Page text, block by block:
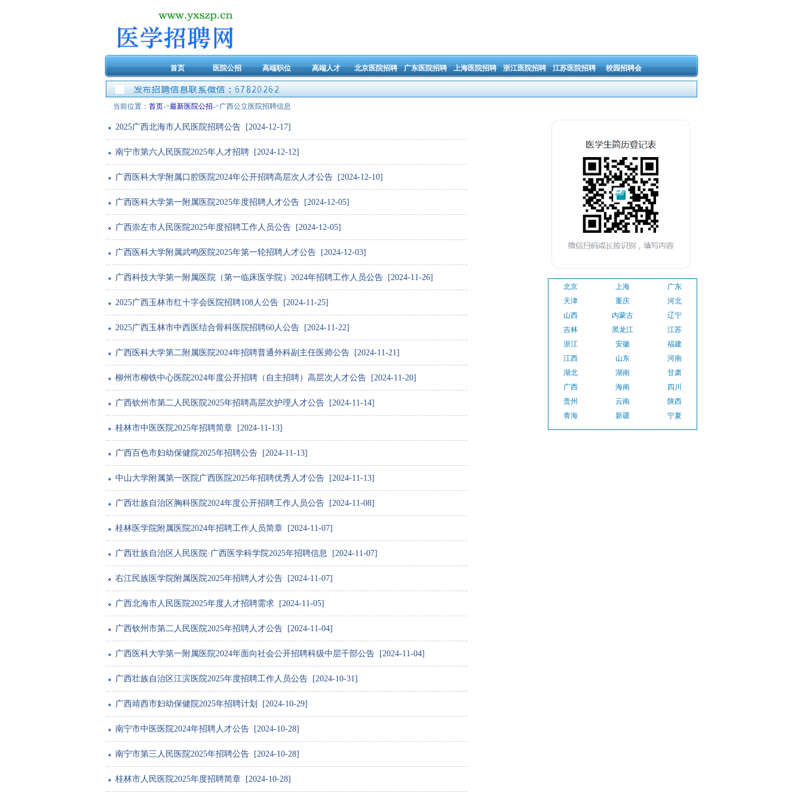
首页 医院公招 高端职位 高端人才 北京医院招聘 广东医院招聘 上海医院招聘 浙江医院招聘 江苏医院招聘 校园招聘会
当前位置： 首页->最新医院公招->广西公立医院招聘信息
2025广西北海市人民医院招聘公告 [2024-12-17]
南宁市第六人民医院2025年人才招聘 [2024-12-12]
广西医科大学附属口腔医院2024年公开招聘高层次人才公告 [2024-12-10]
广西医科大学第一附属医院2025年度招聘人才公告 [2024-12-05]
广西崇左市人民医院2025年度招聘工作人员公告 [2024-12-05]
广西医科大学附属武鸣医院2025年第一轮招聘人才公告 [2024-12-03]
广西科技大学第一附属医院（第一临床医学院）2024年招聘工作人员公告 [2024-11-26]
2025广西玉林市红十字会医院招聘108人公告 [2024-11-25]
2025广西玉林市中西医结合骨科医院招聘60人公告 [2024-11-22]
广西医科大学第二附属医院2024年招聘普通外科副主任医师公告 [2024-11-21]
柳州市柳铁中心医院2024年度公开招聘（自主招聘）高层次人才公告 [2024-11-20]
广西钦州市第二人民医院2025年招聘高层次护理人才公告 [2024-11-14]
桂林市中医医院2025年招聘简章 [2024-11-13]
广西百色市妇幼保健院2025年招聘公告 [2024-11-13]
中山大学附属第一医院广西医院2025年招聘优秀人才公告 [2024-11-13]
广西壮族自治区胸科医院2024年度公开招聘工作人员公告 [2024-11-08]
桂林医学院附属医院2024年招聘工作人员简章 [2024-11-07]
广西壮族自治区人民医院·广西医学科学院2025年招聘信息 [2024-11-07]
右江民族医学院附属医院2025年招聘人才公告 [2024-11-07]
广西北海市人民医院2025年度人才招聘需求 [2024-11-05]
广西钦州市第二人民医院2025年招聘人才公告 [2024-11-04]
广西医科大学第一附属医院2024年面向社会公开招聘科级中层干部公告 [2024-11-04]
广西壮族自治区江滨医院2025年度招聘工作人员公告 [2024-10-31]
广西靖西市妇幼保健院2025年招聘计划 [2024-10-29]
南宁市中医医院2024年招聘人才公告 [2024-10-28]
南宁市第三人民医院2025年招聘公告 [2024-10-28]
桂林市人民医院2025年度招聘简章 [2024-10-28]
北京 上海
广东
天津
重庆
河北
山西
内蒙古
辽宁
吉林
黑龙江
江苏
浙江
安徽
福建
江西
山东
河南
湖北
湖南
甘肃
广西
海南
四川
贵州
云南
陕西
青海
新疆 宁夏